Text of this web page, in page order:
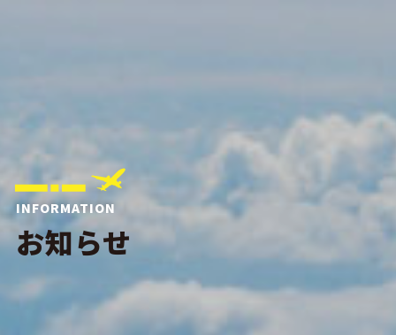
INFORMATION
お知らせ